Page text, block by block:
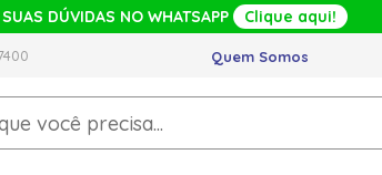
DÚVIDAS NO WHATSAPP Clique aqui!
Quem Somos